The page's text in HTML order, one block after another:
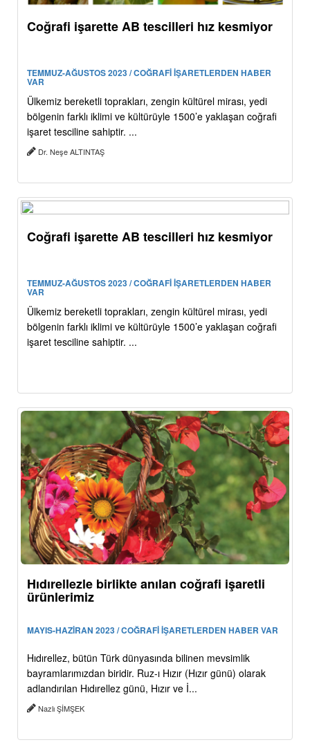
Coğrafi işarette AB tescilleri hız kesmiyor
TEMMUZ-AĞUSTOS 2023 / COĞRAFİ İŞARETLERDEN HABER
VAR
Ülkemiz bereketli toprakları, zengin kültürel mirası, yedi
bölgenin farklı iklimi ve kültürüyle 1500’e yaklaşan coğrafi
işaret tesciline sahiptir. ...
Dr. Neşe ALTINTAŞ
Coğrafi işarette AB tescilleri hız kesmiyor
TEMMUZ-AĞUSTOS 2023 / COĞRAFİ İŞARETLERDEN HABER
VAR
Ülkemiz bereketli toprakları, zengin kültürel mirası, yedi
bölgenin farklı iklimi ve kültürüyle 1500’e yaklaşan coğrafi
işaret tesciline sahiptir. ...
Hıdırellezle birlikte anılan coğrafi işaretli
ürünlerimiz
MAYIS-HAZİRAN 2023 / COĞRAFİ İŞARETLERDEN HABER VAR
Hıdırellez, bütün Türk dünyasında bilinen mevsimlik
bayramlarımızdan biridir. Ruz-ı Hızır (Hızır günü) olarak
adlandırılan Hıdırellez günü, Hızır ve İ...
Nazlı ŞİMŞEK